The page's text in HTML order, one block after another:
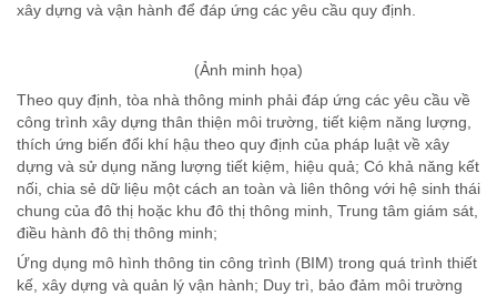
xây dựng và vận hành để đáp ứng các yêu cầu quy định.
(Ảnh minh họa)
Theo quy định, tòa nhà thông minh phải đáp ứng các yêu cầu về
công trình xây dựng thân thiện môi trường, tiết kiệm năng lượng,
thích ứng biến đổi khí hậu theo quy định của pháp luật về xây
dựng và sử dụng năng lượng tiết kiệm, hiệu quả; Có khả năng kết
nối, chia sẻ dữ liệu một cách an toàn và liên thông với hệ sinh thái
chung của đô thị hoặc khu đô thị thông minh, Trung tâm giám sát,
điều hành đô thị thông minh;
Ứng dụng mô hình thông tin công trình (BIM) trong quá trình thiết
kế, xây dựng và quản lý vận hành; Duy trì, bảo đảm môi trường